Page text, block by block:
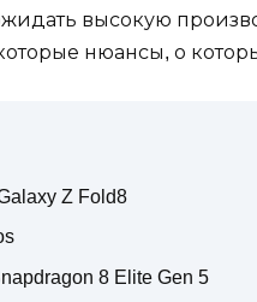
высокую
нюансы, о
Z Fold8
8 Elite Gen 5